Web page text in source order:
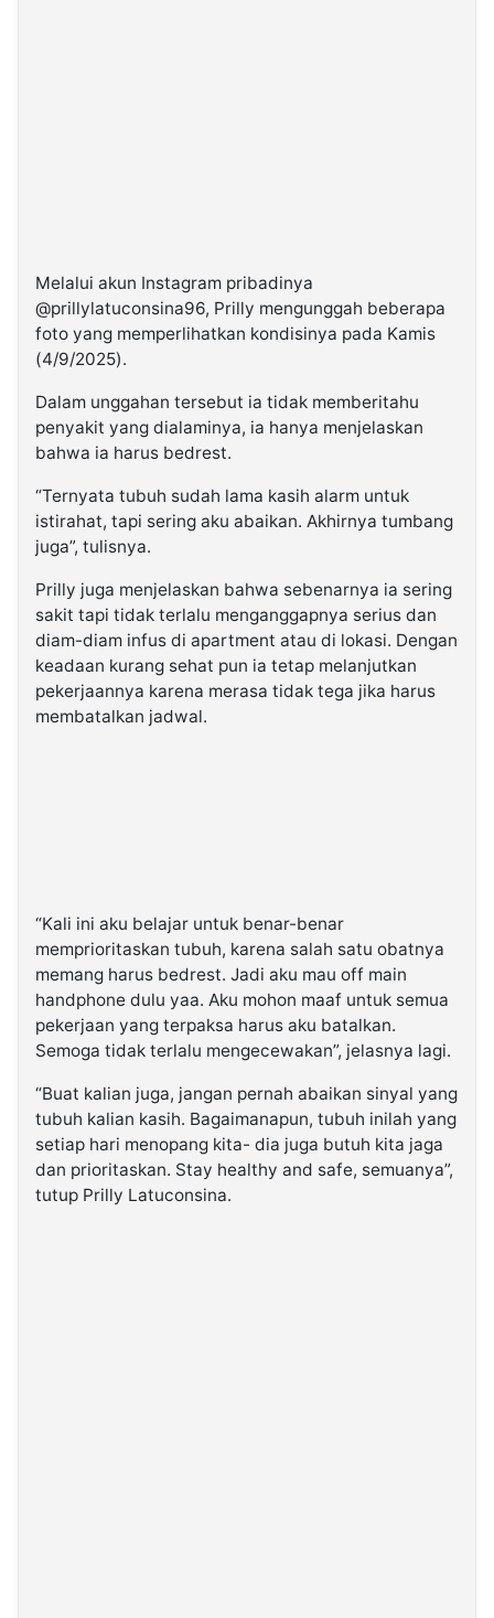
Melalui akun Instagram pribadinya
@prillylatuconsina96, Prilly mengunggah beberapa
foto yang memperlihatkan kondisinya pada Kamis
(4/9/2025).
Dalam unggahan tersebut ia tidak memberitahu
penyakit yang dialaminya, ia hanya menjelaskan
bahwa ia harus bedrest.
“Ternyata tubuh sudah lama kasih alarm untuk
istirahat, tapi sering aku abaikan. Akhirnya tumbang
juga”, tulisnya.
Prilly juga menjelaskan bahwa sebenarnya ia sering
sakit tapi tidak terlalu menganggapnya serius dan
diam-diam infus di apartment atau di lokasi. Dengan
keadaan kurang sehat pun ia tetap melanjutkan
pekerjaannya karena merasa tidak tega jika harus
membatalkan jadwal.
“Kali ini aku belajar untuk benar-benar
memprioritaskan tubuh, karena salah satu obatnya
memang harus bedrest. Jadi aku mau off main
handphone dulu yaa. Aku mohon maaf untuk semua
pekerjaan yang terpaksa harus aku batalkan.
Semoga tidak terlalu mengecewakan”, jelasnya lagi.
“Buat kalian juga, jangan pernah abaikan sinyal yang
tubuh kalian kasih. Bagaimanapun, tubuh inilah yang
setiap hari menopang kita- dia juga butuh kita jaga
dan prioritaskan. Stay healthy and safe, semuanya”,
tutup Prilly Latuconsina.